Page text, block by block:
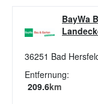
BayWa
36251 Bad
Entfernung:
209.6km